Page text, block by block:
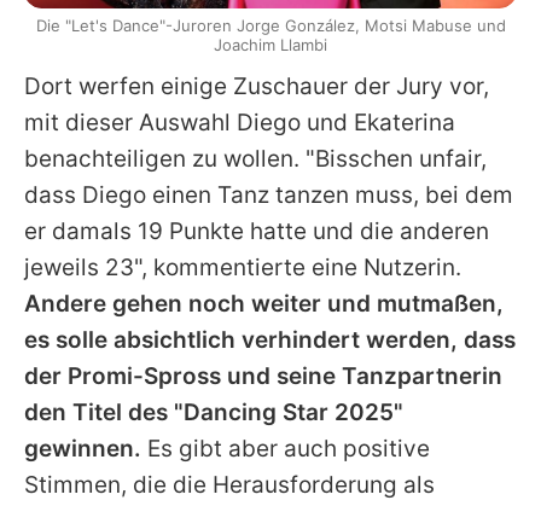
Dort werfen einige Zuschauer der Jury vor,
mit dieser Auswahl Diego und Ekaterina
benachteiligen zu wollen. "Bisschen unfair,
dass Diego einen Tanz tanzen muss, bei dem
er damals 19 Punkte hatte und die anderen
jeweils 23", kommentierte eine Nutzerin.
Andere gehen noch weiter und mutmaßen,
es solle absichtlich verhindert werden, dass
der Promi-Spross und seine Tanzpartnerin
den Titel des "Dancing Star 2025"
gewinnen. Es gibt aber auch positive
Stimmen, die die Herausforderung als
Die "Let's Dance"-Juroren Jorge González, Motsi Mabuse und
Joachim Llambi